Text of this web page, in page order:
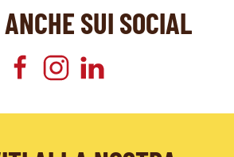
SUI SOCIAL